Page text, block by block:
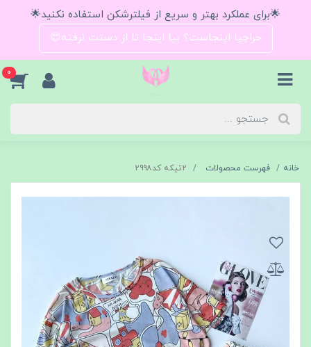
🌟برای عملکرد بهتر و سریع از فیلترشکن استفاده نکنید🌟
حراجیا اینجاست؟ بیا اینجا تا از دستت نرفته😍
0
خانه فهرست محصولات ۲تیکه کد۲۹۹۸